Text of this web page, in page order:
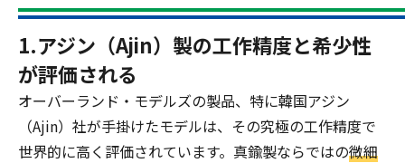
1.アジン（Ajin）製の工作精度と希少性
が評価される
オーバーランド・モデルズの製品、特に韓国アジン
（Ajin）社が手掛けたモデルは、その究極の工作精度で
世界的に高く評価されています。真鍮製ならではの微細